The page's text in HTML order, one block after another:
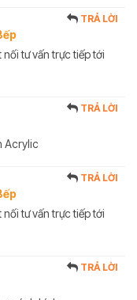
TRẢ LỜI
tư vấn trực tiếp tới
TRẢ LỜI
Acrylic
TRẢ LỜI
tư vấn trực tiếp tới
TRẢ LỜI